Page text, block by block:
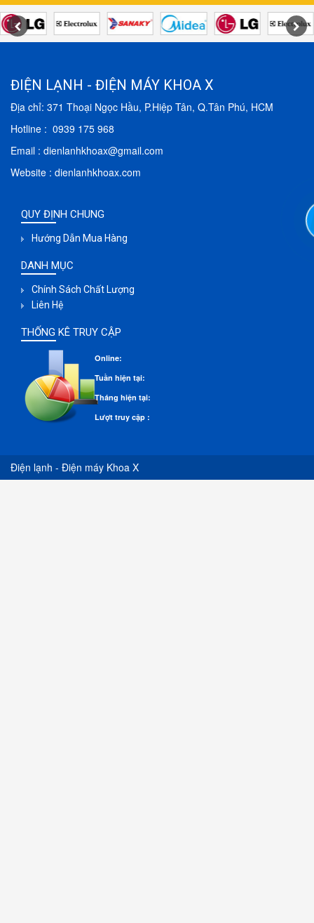
ĐIỆN LẠNH - ĐIỆN MÁY KHOA X
Địa chỉ: 371 Thoại Ngọc Hầu, P.Hiệp Tân, Q.Tân Phú, HCM
Hotline : 0939 175 968
Email : dienlanhkhoax@gmail.com
Website : dienlanhkhoax.com
QUY ĐỊNH CHUNG
Hướng Dẫn Mua Hàng
DANH MỤC
Chính Sách Chất Lượng
Liên Hệ
THỐNG KÊ TRUY CẬP
Online:
Tuần hiện tại:
Tháng hiện tại:
Lượt truy cập :
Điện lạnh - Điện máy Khoa X